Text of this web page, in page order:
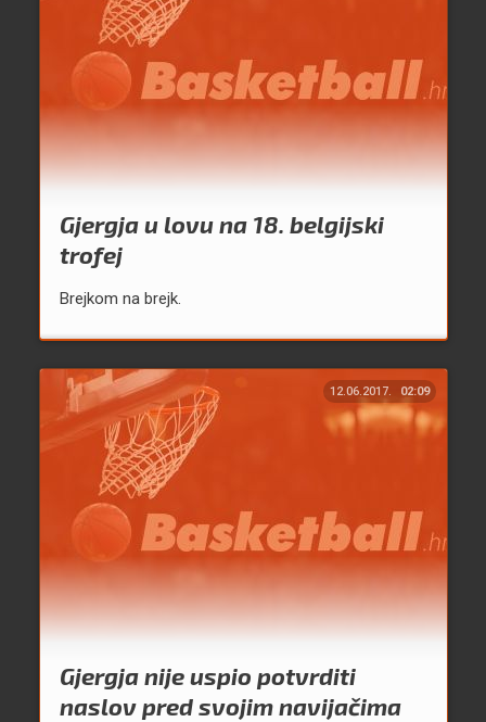
Gjergja u lovu na 18. belgijski
trofej
Brejkom na brejk.
12.06.2017. 02:09
Gjergja nije uspio potvrditi
naslov pred svojim navijačima